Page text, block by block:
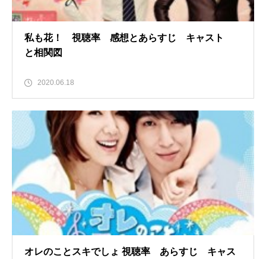
私も花！ 視聴率 感想とあらすじ キャスト
と相関図
2020.06.18
オレのことスキでしょ 視聴率 あらすじ キャス